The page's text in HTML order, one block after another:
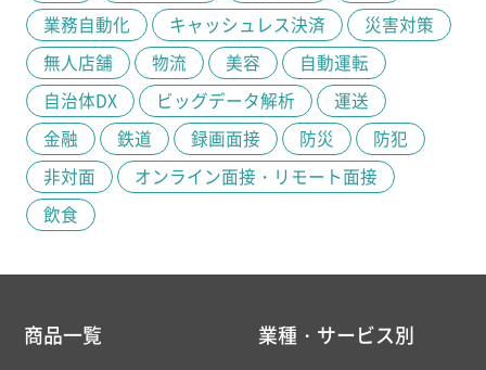
業務自動化
キャッシュレス決済
災害対策
無人店舗
物流 美容
自動運転
自治体DX
ビッグデータ解析
運送
金融
鉄道 録画面接 防災
防犯
非対面
オンライン面接・リモート面接
飲食
商品一覧
業種・サービス別